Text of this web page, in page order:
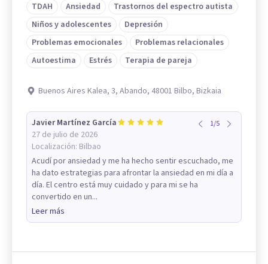
TDAH Ansiedad
Trastornos del espectro autista
Niños y adolescentes
Depresión
Problemas emocionales
Problemas relacionales
Autoestima
Estrés Terapia de pareja
Buenos Aires Kalea, 3, Abando, 48001 Bilbo, Bizkaia
Javier Martínez García
27 de julio de 2026
Localización: Bilbao
1/5
Acudí por ansiedad y me ha hecho sentir escuchado, me
ha dato estrategias para afrontar la ansiedad en mi día a
día. El centro está muy cuidado y para mi se ha
convertido en un...
Leer más